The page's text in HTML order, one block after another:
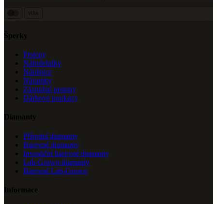
Šperky
Prsteny
Náhrdelníky
Náušnice
Náramky
Zásnubní prsteny
Dárkové poukazy
Diamanty
Přírodní diamanty
Barevné diamanty
Investiční barevné diamanty
Lab-Grown diamanty
Barevné Lab-Grown
Informace